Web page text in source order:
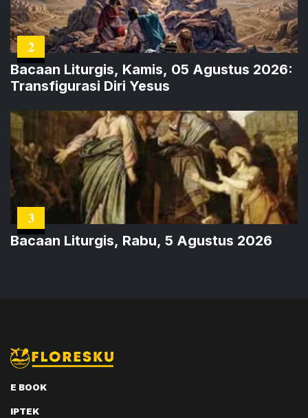
2
Bacaan Liturgis, Kamis, 05 Agustus 2026:
Transfigurasi Diri Yesus
3
Bacaan Liturgis, Rabu, 5 Agustus 2026
E BOOK
IPTEK